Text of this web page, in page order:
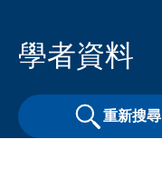
學者資料
重新搜尋